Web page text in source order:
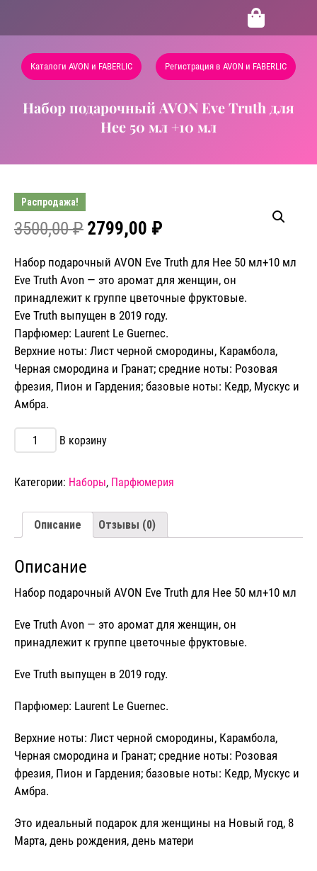
Каталоги AVON и FABERLIC Регистрация в AVON и FABERLIC
Набор подарочный AVON Eve Truth для
Нее 50 мл +10 мл
Распродажа!
3500,00₽ 2799,00 ₽
Набор подарочный AVON Eve Truth для Нее 50 мл+10 мл
Eve Truth Avon — это аромат для женщин, он
принадлежит к группе цветочные фруктовые.
Eve Truth выпущен в 2019 году.
Парфюмер: Laurent Le Guernec.
Верхние ноты: Лист черной смородины, Карамбола,
Черная смородина и Гранат; средние ноты: Розовая
фрезия, Пион и Гардения; базовые ноты: Кедр, Мускус и
Амбра.
Количество
товара
AVON
Truth
Нее
мл
мл
В корзину
Категории: Наборы, Парфюмерия
Описание Отзывы (0)
Описание
Набор подарочный AVON Eve Truth для Нее 50 мл+10 мл
Eve Truth Avon — это аромат для женщин, он
принадлежит к группе цветочные фруктовые.
Eve Truth выпущен в 2019 году.
Парфюмер: Laurent Le Guernec.
Верхние ноты: Лист черной смородины, Карамбола,
Черная смородина и Гранат; средние ноты: Розовая
фрезия, Пион и Гардения; базовые ноты: Кедр, Мускус и
Амбра.
Это идеальный подарок для женщины на Новый год, 8
Марта, день рождения, день матери